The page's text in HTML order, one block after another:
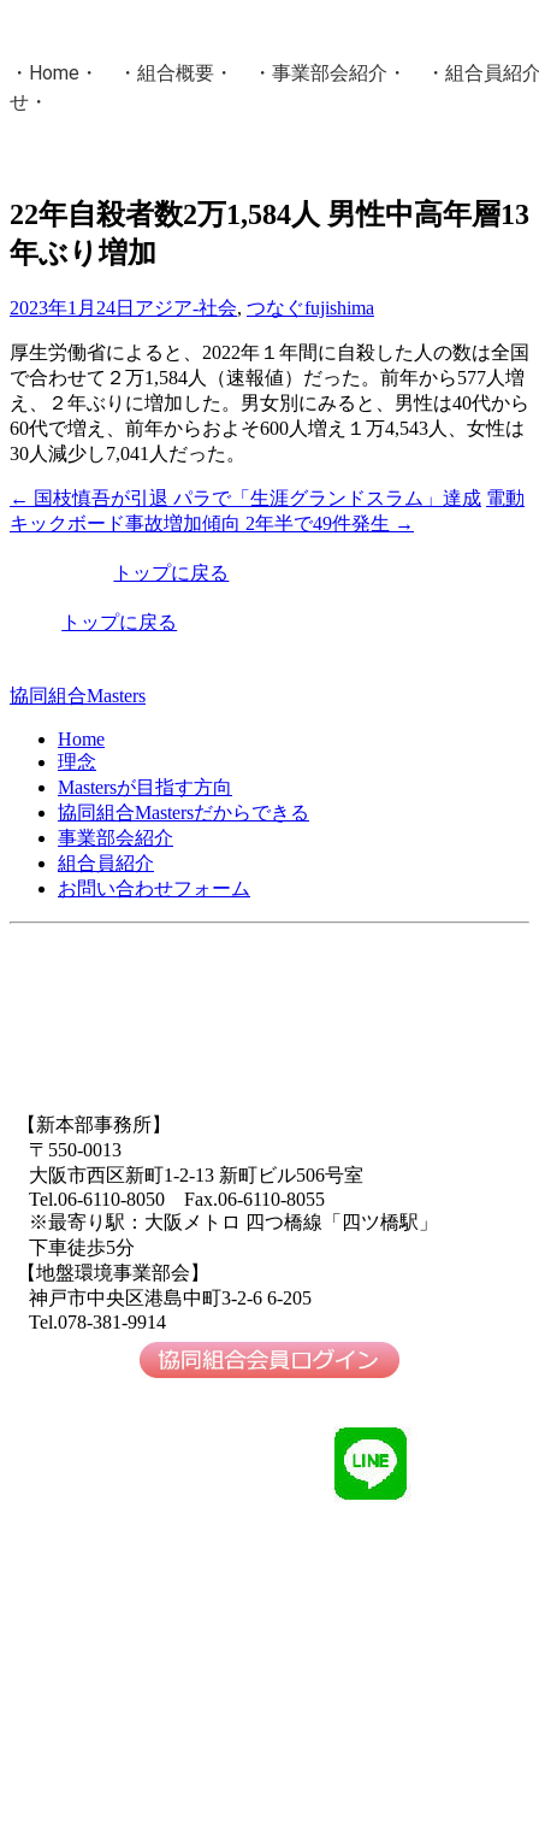
・ Home ・ ・ 組合概要 ・ ・ 事業部会紹介 ・ ・ 組合員紹
せ ・
国土交通省・経済産業省・農林水産省・厚生労働省 認可
22年自殺者数2万1,584人 男性中高年層13
年ぶり増加
2023年1月24日 アジア-社会, つなぐfujishima
厚生労働省によると、2022年１年間に自殺した人の数は全国
で合わせて２万1,584人（速報値）だった。前年から577人増
え、２年ぶりに増加した。男女別にみると、男性は40代から
60代で増え、前年からおよそ600人増え１万4,543人、女性は
30人減少し7,041人だった。
投
稿
ー
← 国枝慎吾が引退 パラで「生涯グランドスラム」達成 電動
キックボード事故増加傾向 2年半で49件発生 →
トップに戻る
トップに戻る
協同組合Masters
Home
理念
Mastersが目指す方向
協同組合Mastersだからできる
事業部会紹介
組合員紹介
お問い合わせフォーム
【新本部事務所】
〒550-0013
大阪市西区新町1-2-13 新町ビル506号室
Tel.06-6110-8050 Fax.06-6110-8055
※最寄り駅：大阪メトロ 四つ橋線「四ツ橋駅」
下車徒歩5分
【地盤環境事業部会】
神戸市中央区港島中町3-2-6 6-205
Tel.078-381-9914